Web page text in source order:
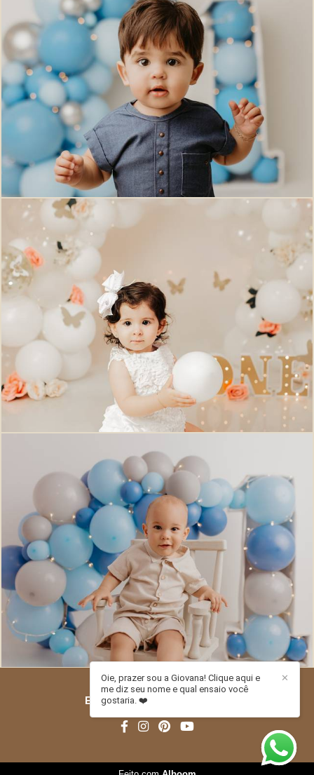
709 0
1740
554 0
ESTÚDIO PITORI
✕
Oie, prazer sou a Giovana! Clique aqui e
me diz seu nome e qual ensaio você
gostaria. ❤️